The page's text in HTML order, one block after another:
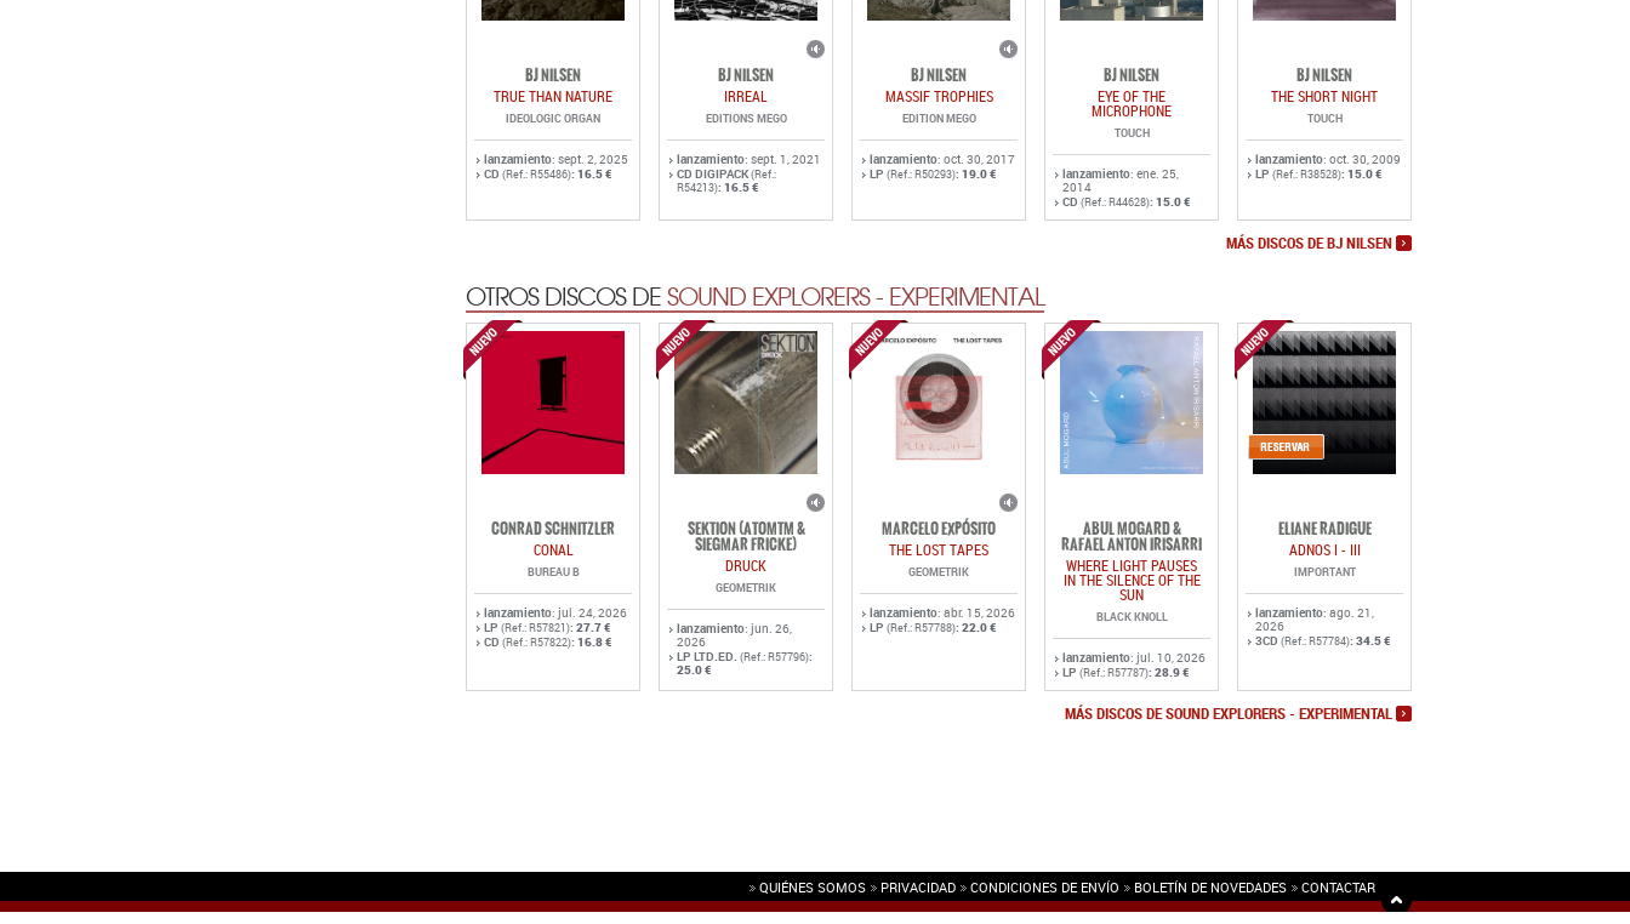
BJ NILSEN
TRUE THAN NATURE
IDEOLOGIC ORGAN
lanzamiento: sept. 2, 2025
CD (Ref.: R55486): 16.5 €
BJ NILSEN
IRREAL
EDITIONS MEGO
lanzamiento: sept. 1, 2021
CD DIGIPACK(Ref.:
R54213): 16.5 €
BJ NILSEN
MASSIF TROPHIES
EDITION MEGO
lanzamiento: oct. 30, 2017
LP (Ref.: R50293): 19.0 €
BJ NILSEN
EYE OF THE
MICROPHONE
TOUCH
lanzamiento: ene. 25,
2014
CD (Ref.: R44628): 15.0 €
BJ NILSEN
THE SHORT NIGHT
TOUCH
lanzamiento: oct. 30, 2009
LP (Ref.: R38528): 15.0 €
MÁS DISCOS DE BJ NILSEN
OTROS DISCOS DESOUND EXPLORERS - EXPERIMENTAL
CONRAD SCHNITZLER
CONAL
BUREAU B
lanzamiento: jul. 24, 2026
LP (Ref.: R57821): 27.7 €
CD (Ref.: R57822): 16.8 €
SEKTION (ATOMTM &
SIEGMAR FRICKE)
DRUCK
GEOMETRIK
lanzamiento: jun. 26,
2026
LP LTD.ED. (Ref.: R57796):
25.0 €
MARCELO EXPÓSITO
THE LOST TAPES
GEOMETRIK
lanzamiento: abr. 15, 2026
LP (Ref.: R57788): 22.0 €
ABUL MOGARD &
RAFAEL ANTON IRISARRI
WHERE LIGHT PAUSES
IN THE SILENCE OF THE
SUN
BLACK KNOLL
lanzamiento: jul. 10, 2026
LP (Ref.: R57787): 28.9 €
ELIANE RADIGUE
ADNOS I - III
IMPORTANT
lanzamiento: ago. 21,
2026
3CD (Ref.: R57784): 34.5 €
MÁS DISCOS DE SOUND EXPLORERS - EXPERIMENTAL
QUIÉNES SOMOS PRIVACIDAD CONDICIONES DE ENVÍO BOLETÍN DE NOVEDADES CONTACTAR